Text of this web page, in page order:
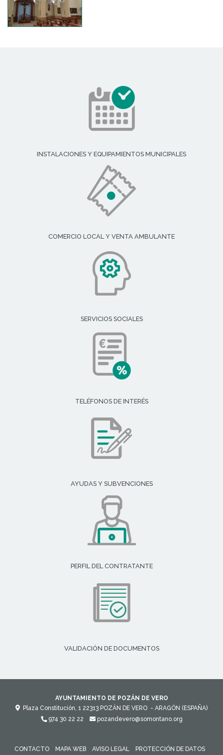
INSTALACIONES Y EQUIPAMIENTOS MUNICIPALES
COMERCIO LOCAL Y VENTA AMBULANTE
SERVICIOS SOCIALES
TELÉFONOS DE INTERÉS
AYUDAS Y SUBVENCIONES
PERFIL DEL CONTRATANTE
VALIDACIÓN DE DOCUMENTOS
AYUNTAMIENTO DE POZÁN DE VERO
Plaza Constitución, 1 22313 POZÁN DE VERO - ARAGÓN (ESPAÑA)
974 30 22 22
pozandevero@somontano.org
CONTACTO MAPA WEB AVISO LEGAL PROTECCIÓN DE DATOS